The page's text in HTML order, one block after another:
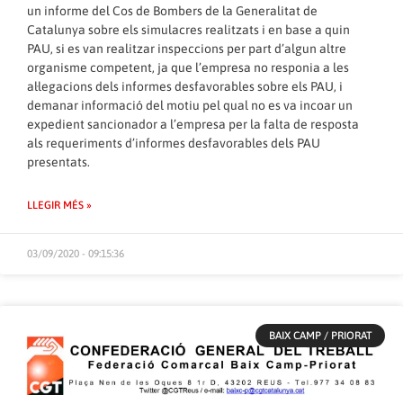
un informe del Cos de Bombers de la Generalitat de
Catalunya sobre els simulacres realitzats i en base a quin
PAU, si es van realitzar inspeccions per part d’algun altre
organisme competent, ja que l’empresa no responia a les
al·legacions dels informes desfavorables sobre els PAU, i
demanar informació del motiu pel qual no es va incoar un
expedient sancionador a l’empresa per la falta de resposta
als requeriments d’informes desfavorables dels PAU
presentats.
LLEGIR MÉS »
03/09/2020 - 09:15:36
BAIX CAMP / PRIORAT